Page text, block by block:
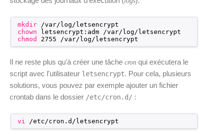
mkdir /var/log/letsencrypt
chown
letsencrypt:adm /var/log/letsencrypt
chmod
2755 /var/log/letsencrypt
Il ne reste plus qu'à créer une tâche cron qui exécutera le
script avec l'utilisateur letsencrypt. Pour cela, plusieurs
solutions, vous pouvez par exemple ajouter un fichier
crontab dans le dossier /etc/cron.d/ :
vi /etc/cron .d /letsencrypt